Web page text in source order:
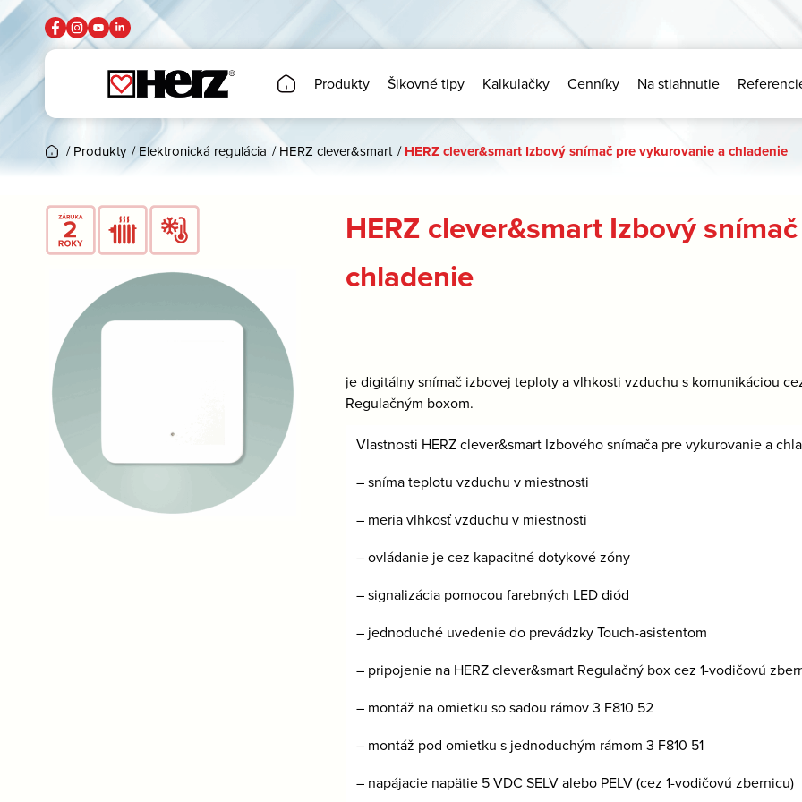
Produkty Šikovné tipy Kalkulačky Cenníky Na stiahnutie
/ Produkty / Elektronická regulácia / HERZ clever&smart / HERZ clever&smart Izbový snímač pre vykurovanie a chladenie
HERZ clever&smart Izbový
chladenie
je digitálny snímač izbovej teploty a vlhkosti vzduchu s komunikáciou
Regulačným boxom.
Vlastnosti HERZ clever&smart Izbového snímača pre vykurovanie a
– sníma teplotu vzduchu v miestnosti
– meria vlhkosť vzduchu v miestnosti
– ovládanie je cez kapacitné dotykové zóny
– signalizácia pomocou farebných LED diód
– jednoduché uvedenie do prevádzky Touch-asistentom
– pripojenie na HERZ clever&smart Regulačný box cez 1-vodičovú
– montáž na omietku so sadou rámov 3 F810 52
– montáž pod omietku s jednoduchým rámom 3 F810 51
– napájacie napätie 5 VDC SELV alebo PELV (cez 1-vodičovú zbernicu)